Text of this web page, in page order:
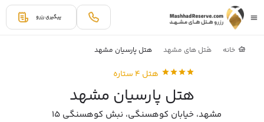
پیگیری رزرو
خانه هتل های مشهد هتل پارسیان مشهد
هتل 4 ستاره
هتل پارسیان مشهد
مشهد، خیابان کوهسنگی، نبش کوهسنگی 15